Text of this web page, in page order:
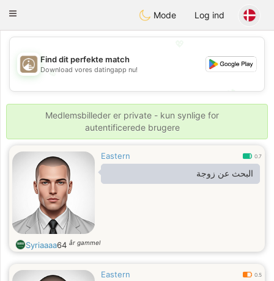
ahebik
Toggle
Mode Log ind
💖
💕
💕
Find dit perfekte match
Download vores datingapp nu!
Medlemsbilleder er private - kun synlige for
autentificerede brugere
Eastern 0.7
البحث عن زوجة
Syriaaaa64 år gammel
Eastern 0.5